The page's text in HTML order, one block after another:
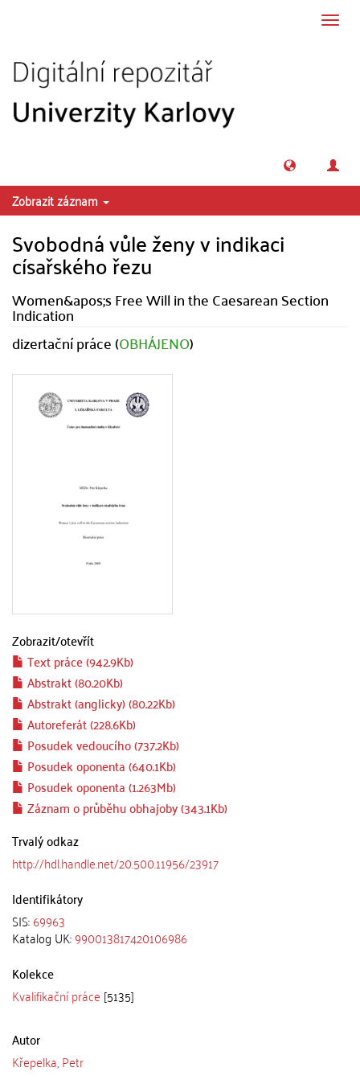
Zobrazit záznam
Svobodná vůle ženy v indikaci
císařského řezu
Women&apos;s Free Will in the Caesarean Section
Indication
dizertační práce (OBHÁJENO)
Zobrazit/otevřít
Text práce (942.9Kb)
Abstrakt (80.20Kb)
Abstrakt (anglicky) (80.22Kb)
Autoreferát (228.6Kb)
Posudek vedoucího (737.2Kb)
Posudek oponenta (640.1Kb)
Posudek oponenta (1.263Mb)
Záznam o průběhu obhajoby (343.1Kb)
Trvalý odkaz
http://hdl.handle.net/20.500.11956/23917
Identifikátory
SIS:69963
Katalog UK:990013817420106986
Kolekce
Kvalifikační práce [5135]
Autor
Křepelka, Petr